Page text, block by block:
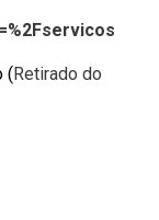
(Retirado do